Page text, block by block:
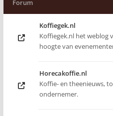
Forum
Koffiegek.nl
Koffiegek.nl het weblog
hoogte van
Horecakoffie.nl
Koffie- en theenieuws,
ondernemer.